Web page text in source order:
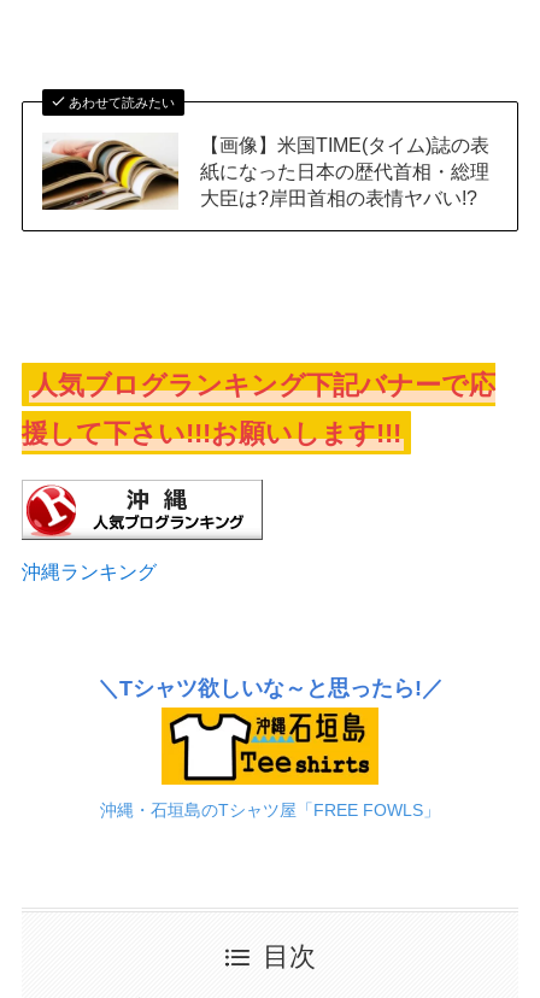
あわせて読みたい
【画像】米国TIME(タイム)誌の表
紙になった日本の歴代首相・総理
大臣は?岸田首相の表情ヤバい!?
人気ブログランキング下記バナーで応
援して下さい!!!お願いします!!!
沖縄ランキング
＼Tシャツ欲しいな～と思ったら!／
沖縄・石垣島のTシャツ屋「FREE FOWLS」
目次